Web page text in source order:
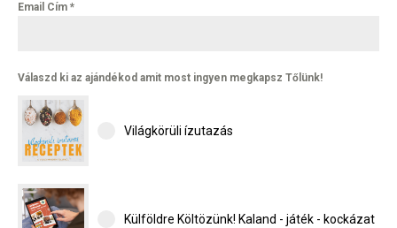
Email Cím *
Válaszd ki az ajándékod amit most ingyen megkapsz Tőlünk!
Világkörüli ízutazás
Külföldre Költözünk! Kaland - játék - kockázat